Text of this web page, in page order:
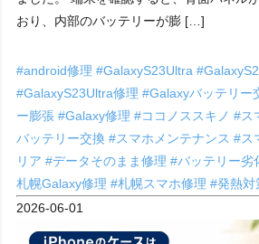
おり、内部のバッテリーが膨 […]
#android修理#GalaxyS23Ultra
#GalaxyS23Ultra修理#Galaxyバッテリー
ー膨張#Galaxy修理#ココノススキノ#ス
バッテリー交換#スマホメンテナンス#ス
リア#データそのまま修理#バッテリー
札幌Galaxy修理#札幌スマホ修理#発熱
2026-06-01